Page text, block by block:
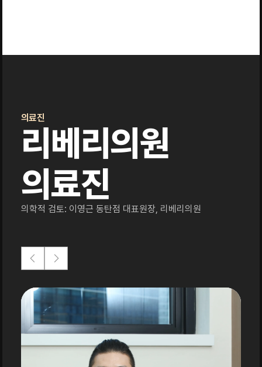
의료진
리베리의원
의료진
의학적 검토: 이영근 동탄점 대표원장, 리베리의원